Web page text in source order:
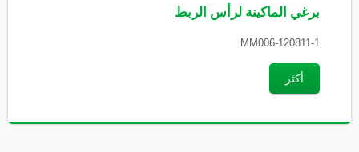
برغي الماكينة لرأس الربط
MM006-120811-1
أكثر